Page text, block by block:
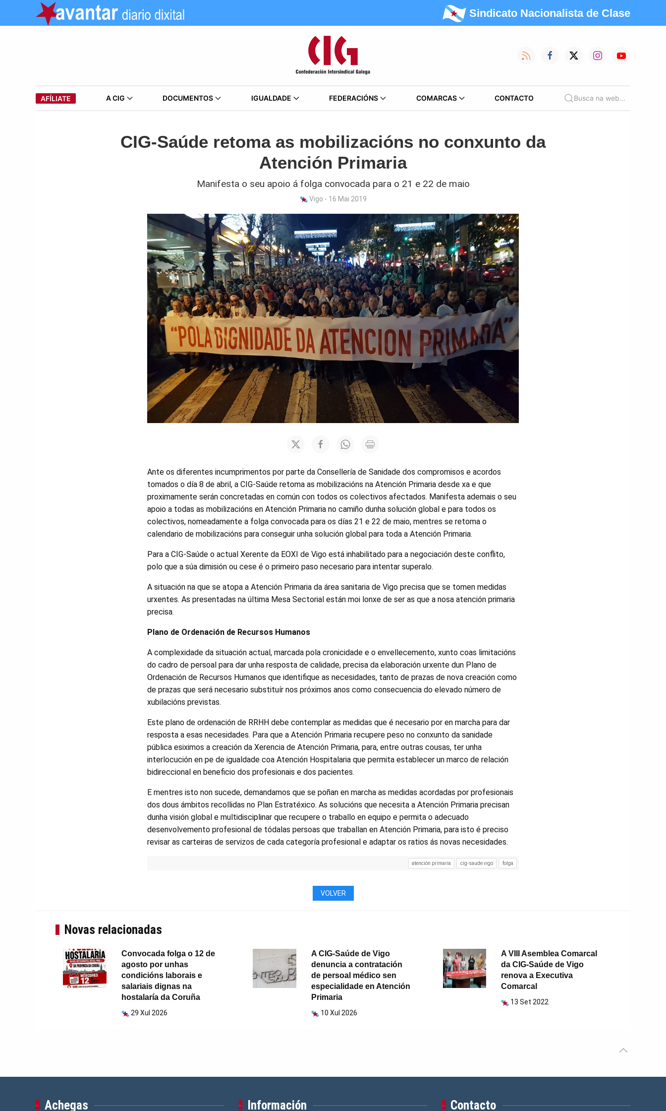
Sindicato Nacionalista de Clase
AFÍLIATE A CIG DOCUMENTOS IGUALDADE FEDERACIÓNS COMARCAS CONTACTO Busca na web...
CIG-Saúde retoma as mobilizacións no conxunto da
Atención Primaria
Manifesta o seu apoio á folga convocada para o 21 e 22 de maio
Vigo - 16 Mai 2019
Ante os diferentes incumprimentos por parte da Consellería de Sanidade dos compromisos e acordos
tomados o día 8 de abril, a CIG-Saúde retoma as mobilizacións na Atención Primaria desde xa e que
proximamente serán concretadas en común con todos os colectivos afectados. Manifesta ademais o seu
apoio a todas as mobilizacións en Atención Primaria no camiño dunha solución global e para todos os
colectivos, nomeadamente a folga convocada para os días 21 e 22 de maio, mentres se retoma o
calendario de mobilizacións para conseguir unha solución global para toda a Atención Primaria.
Para a CIG-Saúde o actual Xerente da EOXI de Vigo está inhabilitado para a negociación deste conflito,
polo que a súa dimisión ou cese é o primeiro paso necesario para intentar superalo.
A situación na que se atopa a Atención Primaria da área sanitaria de Vigo precisa que se tomen medidas
urxentes. As presentadas na última Mesa Sectorial están moi lonxe de ser as que a nosa atención primaria
precisa.
Plano de Ordenación de Recursos Humanos
A complexidade da situación actual, marcada pola cronicidade e o envellecemento, xunto coas limitacións
do cadro de persoal para dar unha resposta de calidade, precisa da elaboración urxente dun Plano de
Ordenación de Recursos Humanos que identifique as necesidades, tanto de prazas de nova creación como
de prazas que será necesario substituír nos próximos anos como consecuencia do elevado número de
xubilacións previstas.
Este plano de ordenación de RRHH debe contemplar as medidas que é necesario por en marcha para dar
resposta a esas necesidades. Para que a Atención Primaria recupere peso no conxunto da sanidade
pública esiximos a creación da Xerencia de Atención Primaria, para, entre outras cousas, ter unha
interlocución en pe de igualdade coa Atención Hospitalaria que permita establecer un marco de relación
bidireccional en beneficio dos profesionais e dos pacientes.
E mentres isto non sucede, demandamos que se poñan en marcha as medidas acordadas por profesionais
dos dous ámbitos recollidas no Plan Estratéxico. As solucións que necesita a Atención Primaria precisan
dunha visión global e multidisciplinar que recupere o traballo en equipo e permita o adecuado
desenvolvemento profesional de tódalas persoas que traballan en Atención Primaria, para isto é preciso
revisar as carteiras de servizos de cada categoría profesional e adaptar os ratios ás novas necesidades.
atención primaria cig-saude vigo folga
VOLVER
Novas relacionadas
Convocada folga o 12 de
agosto por unhas
condicións laborais e
salariais dignas na
hostalaría da Coruña
29 Xul 2026
A CIG-Saúde de Vigo
denuncia a contratación
de persoal médico sen
especialidade en Atención
Primaria
10 Xul 2026
A VIII Asemblea Comarcal
da CIG-Saúde de Vigo
renova a Executiva
Comarcal
13 Set 2022
Achegas Información Contacto